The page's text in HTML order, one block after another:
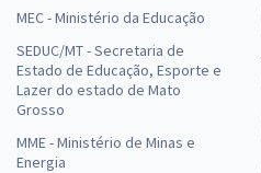
MEC - Ministério da Educação
SEDUC/MT - Secretaria de
Estado de Educação, Esporte e
Lazer do estado de Mato
Grosso
MME - Ministério de Minas e
Energia